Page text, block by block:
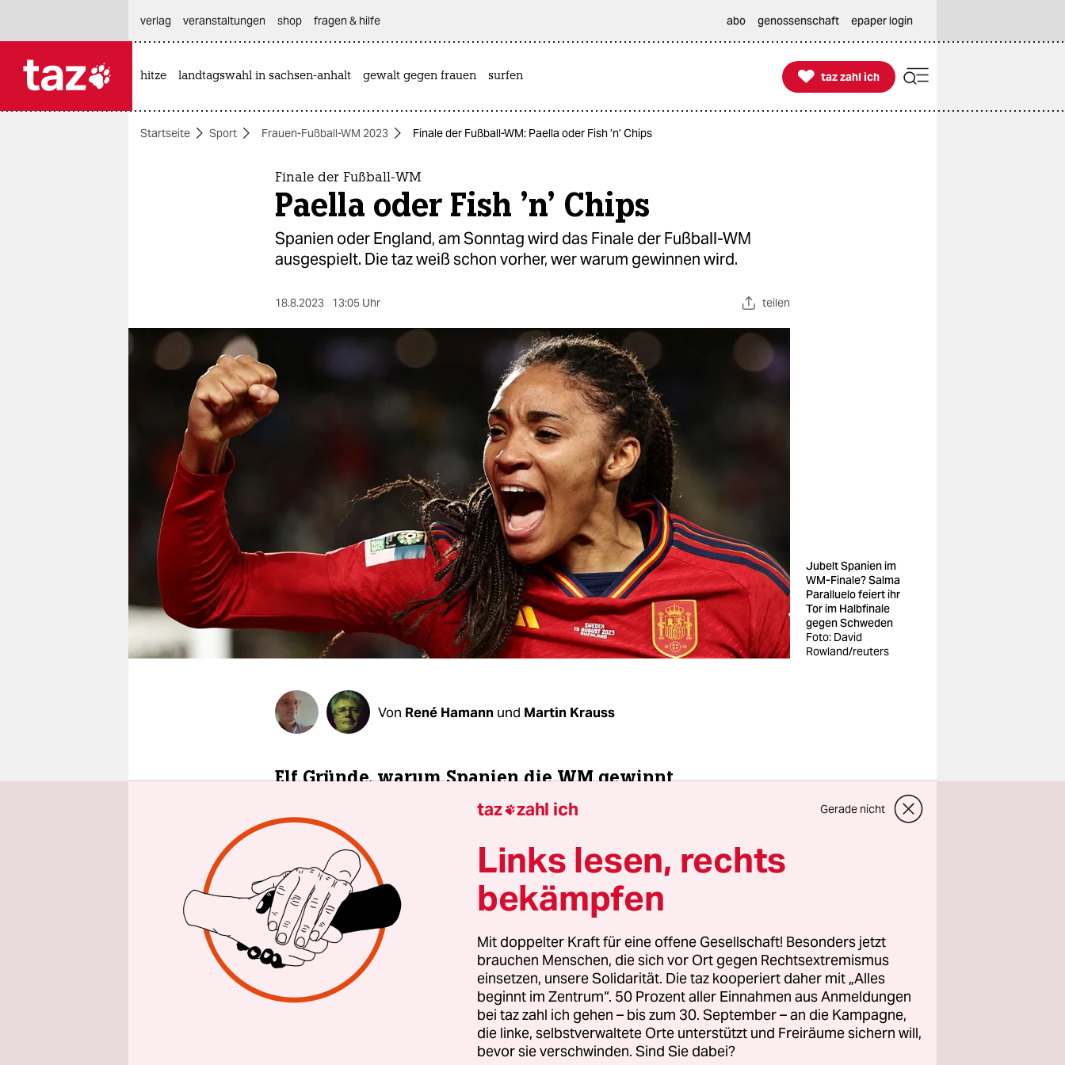
themen
wahrheit
verlag
verlag
veranstaltungen
shop
fragen & hilfe
unterstützen
abo
verlag
veranstaltungen shop fragen & hilfe abo genossenschaft epaper login
hitze landtagswahl in sachsen-anhalt gewalt gegen frauen surfen 
taz zahl ich
taz zahl ich
Startseite Sport Frauen-Fußball-WM 2023 Finale der Fußball-WM: Paella oder Fish ’n’ Chips
Finale der Fußball-WM
Paella oder Fish ’n’ Chips
Spanien oder England, am Sonntag wird das Finale der Fußball-WM
ausgespielt. Die taz weiß schon vorher, wer warum gewinnen wird.
18.8.2023 13:05 Uhr teilen
Jubelt Spanien im
WM-Finale? Salma
Paralluelo feiert ihr
Tor im Halbfinale
gegen Schweden
Foto: David
Rowland/reuters
Von René Hamann und Martin Krauss
Elf Gründe, warum Spanien die WM gewinnt
1. Sie sind besser. Ihr Fußball sieht auch einfach besser aus.
2. Im letzten Jahr war es an den Frauen, mit Mythen und Traumata
aufzuräumen: 56 Jahre nach demWembley-Torwurde wieder
Geschichte geschrieben: England holte den Titel. Aber das war EM, jetzt
gilt weltweit, und der deutsche Fluch von Wembley – nach so einem Tor
werdet ihr nie wieder etwas gewinnen – wird auferstehen.
3. Holland war kein Gegner, und die defensiv so starken Schwedinnen
auch nicht. Was will da schon England? Die Spanierinnen werden vor
Selbstbewusstsein nur so glühen im Finale. Defensiv starke
taz zahl ich Gerade nicht
Links lesen, rechts
bekämpfen
Mit doppelter Kraft für eine offene Gesellschaft! Besonders jetzt
brauchen Menschen, die sich vor Ort gegen Rechtsextremismus
einsetzen, unsere Solidarität. Die taz kooperiert daher mit „Alles
beginnt im Zentrum“. 50 Prozent aller Einnahmen aus Anmeldungen
bei taz zahl ich gehen – bis zum 30. September – an die Kampagne,
die linke, selbstverwaltete Orte unterstützt und Freiräume sichern will,
bevor sie verschwinden. Sind Sie dabei?